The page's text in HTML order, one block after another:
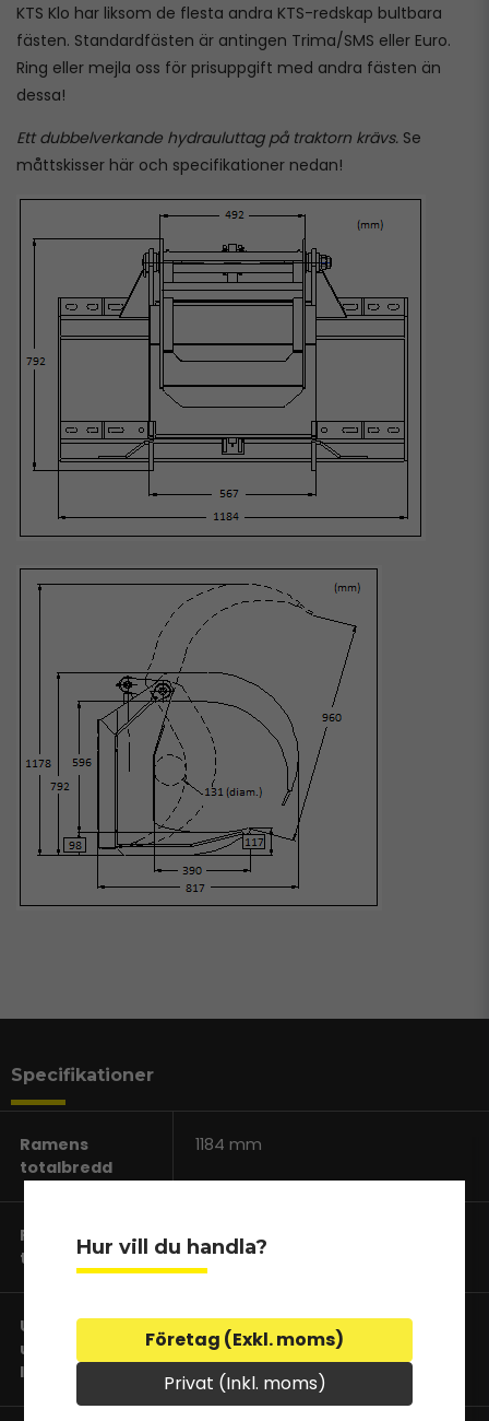
KTS Klo har liksom de flesta andra KTS-redskap bultbara
fästen. Standardfästen är antingen Trima/SMS eller Euro.
Ring eller mejla oss för prisuppgift med andra fästen än
dessa!
Ett dubbelverkande hydrauluttag på traktorn krävs. Se
måttskisser här och specifikationer nedan!
Specifikationer
Ramens
totalbredd
1184 mm
Redskapets
totalhöjd
792 mm
Underkäkens
utstickande
längd
390 mm
Hur vill du handla?
Företag (Exkl. moms)
Privat (Inkl. moms)